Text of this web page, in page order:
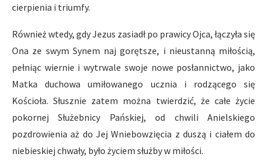
cierpienia i triumfy.
Również wtedy, gdy Jezus zasiadł po prawicy Ojca, łączyła się
Ona ze swym Synem naj gorętsze, i nieustanną miłością,
pełniąc wiernie i wytrwale swoje nowe posłannictwo, jako
Matka duchowa umiłowanego ucznia i rodzącego się
Kościoła. Słusznie zatem można twierdzić, że całe życie
pokornej Służebnicy Pańskiej, od chwili Anielskiego
pozdrowienia aż do Jej Wniebowzięcia z duszą i ciałem do
niebieskiej chwały, było życiem służby w miłości.